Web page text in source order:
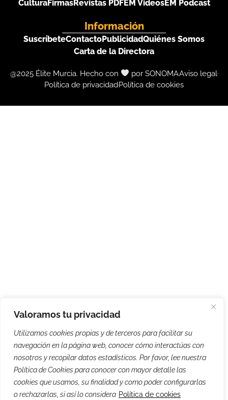
Valoramos tu privacidad
Utilizamos cookies propias y de terceros para facilitar su
navegación en la página web, conocer cómo interactúas con
nosotros y recopilar datos estadísticos. Por favor, lee nuestra
Política de Cookies para conocer con mayor detalle las
cookies que usamos, su finalidad y como poder configurarlas
o rechazarlas, si así lo considera Política de cookies
CulturaFirmasRevistas PDFEM VideosEM Podcast
Información
SuscríbeteContactoPublicidadQuiénes Somos
Carta de la Directora
@2025 Élite Murcia. Hecho con por SONOMAAviso legal
Política de privacidadPolítica de cookies